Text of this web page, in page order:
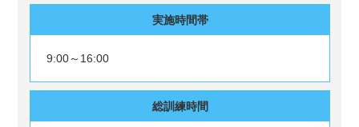
実施時間帯
9:00～16:00
総訓練時間